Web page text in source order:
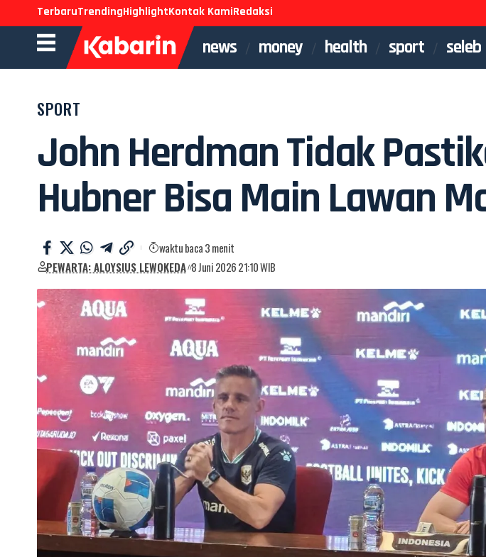
TerbaruTrendingHighlightKontak KamiRedaksi
news money health sport seleb
SPORT
John Herdman Tidak
Hubner Bisa Main Lawan
PEWARTA: ALOYSIUS LEWOKEDA 8 Juni 2026 21:10 WIB
waktu baca 3 menit